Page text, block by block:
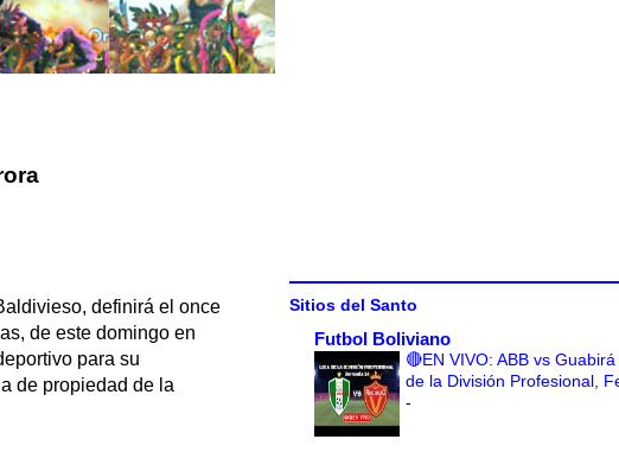
definirá el once
de este domingo en
para su
de propiedad de la
Sitios del Santo
Futbol Boliviano
🔴EN VIVO: ABB vs
de la División Profesional,
-